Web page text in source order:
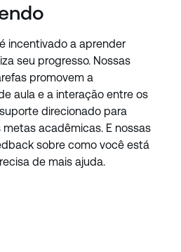
incentivado a aprender
seu progresso. Nossas
promovem a
aula e a interação entre os
direcionado para
acadêmicas. E nossas
sobre como você está
de mais ajuda.